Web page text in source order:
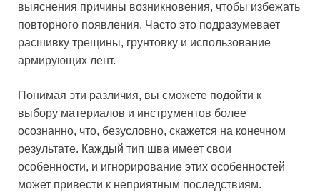
выяснения причины возникновения, чтобы избежать
повторного появления. Часто это подразумевает
расшивку трещины, грунтовку и использование
армирующих лент.
Понимая эти различия, вы сможете подойти к
выбору материалов и инструментов более
осознанно, что, безусловно, скажется на конечном
результате. Каждый тип шва имеет свои
особенности, и игнорирование этих особенностей
может привести к неприятным последствиям.